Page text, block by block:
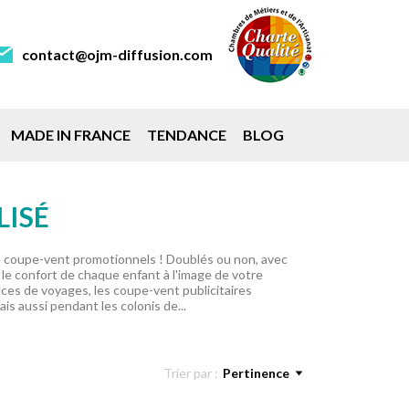
contact@ojm-diffusion.com
MADE IN FRANCE TENDANCE BLOG
vent promotionnels ! Doublés ou non, avec
confort de chaque enfant à l'image de votre
de voyages, les coupe-vent publicitaires
aussi pendant les colonis de...
Trier par : Pertinence